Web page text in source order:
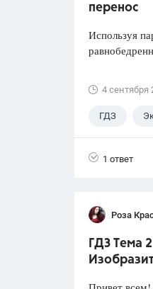
перенос
Используя
4 сентября
ГДЗ
1 ответ
Роза
ГДЗ Тема